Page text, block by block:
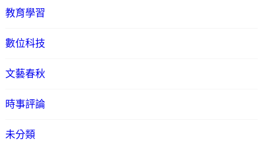
教育學習
數位科技
文藝春秋
時事評論
未分類